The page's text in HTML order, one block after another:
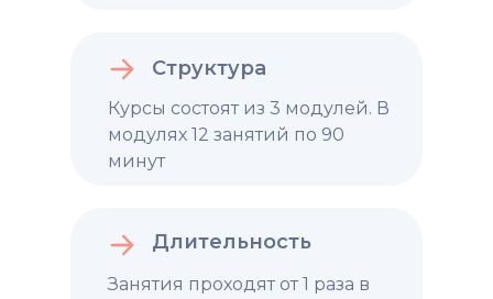
Структура
Курсы состоят из 3 модулей. В
модулях 12 занятий по 90
минут
Занятия проходят от 1 раза в
Длительность